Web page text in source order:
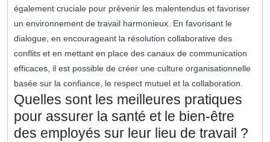
également cruciale pour prévenir les malentendus et favoriser
un environnement de travail harmonieux. En favorisant le
dialogue, en encourageant la résolution collaborative des
conflits et en mettant en place des canaux de communication
efficaces, il est possible de créer une culture organisationnelle
basée sur la confiance, le respect mutuel et la collaboration.
Quelles sont les meilleures pratiques
pour assurer la santé et le bien-être
des employés sur leur lieu de travail ?